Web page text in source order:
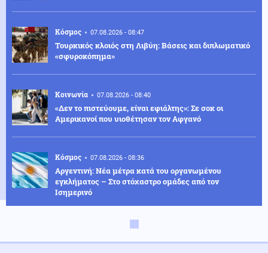
Κόσμος 07.08.2026 - 08:47
Τουρκικός κλοιός στη Λιβύη: Βάσεις και διπλωματικό
«σφυροκόπημα»
Κοινωνία 07.08.2026 - 08:40
«Δεν το πιστεύουμε, είναι εφιάλτης»: Σε σοκ οι
Αμερικανοί που υιοθέτησαν τον Αφγανό
Κόσμος 07.08.2026 - 08:36
Αργεντινή: Νέα μέτρα κατά του οργανωμένου
εγκλήματος – Στο στόχαστρο ομάδες από τον
Ισημερινό